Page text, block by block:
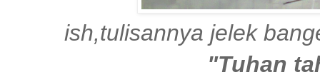
ish,tulisannya jelek
"Tuhan